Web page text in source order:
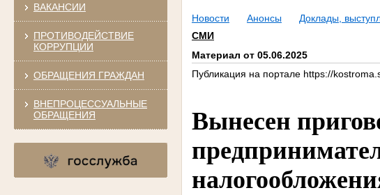
ВАКАНСИИ
ПРОТИВОДЕЙСТВИЕ
КОРРУПЦИИ
ОБРАЩЕНИЯ ГРАЖДАН
ВНЕПРОЦЕССУАЛЬНЫЕ
ОБРАЩЕНИЯ
Новости Анонсы Доклады,
СМИ
Материал от 05.06.2025
Публикация на портале https://
Вынесен